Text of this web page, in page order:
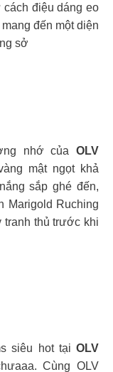
điệu dáng eo
đến một diện
sở
nhớ của OLV
mật ngọt khả
sắp ghé đến,
Marigold Ruching
tranh thủ trước khi
siêu hot tại OLV
Cùng OLV